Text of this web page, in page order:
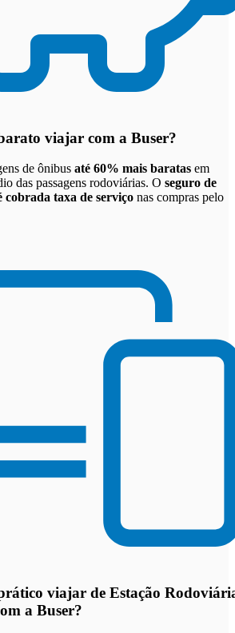
viajar com a Buser?
de ônibus até 60% mais baratas em
das passagens rodoviárias. O seguro de
cobrada taxa de serviço nas compras pelo
viajar de Estação
a Buser?